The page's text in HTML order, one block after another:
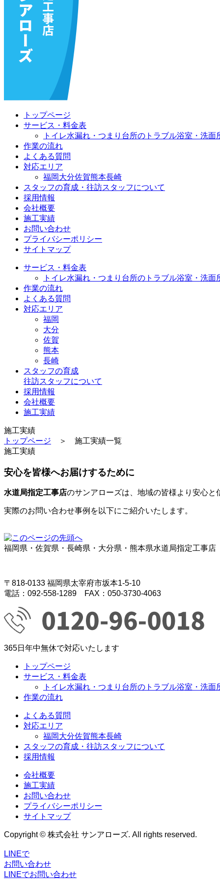
トップページ
サービス・料金表
トイレ水漏れ・つまり 台所のトラブル浴室・洗面
作業の流れ
よくある質問
対応エリア
福岡大分佐賀熊本長崎
スタッフの育成・往訪スタッフについて
採用情報
会社概要
施工実績
お問い合わせ
プライバシーポリシー
サイトマップ
サービス・料金表
トイレ水漏れ・つまり 台所のトラブル浴室・洗面
作業の流れ
よくある質問
対応エリア
福岡
大分
佐賀
熊本
長崎
スタッフの育成
往訪スタッフについて
採用情報
会社概要
施工実績
施工実績
トップページ ＞ 施工実績一覧
施工実績
安心を皆様へお届けするために
水道局指定工事店のサンアローズは、地域の皆様より安心と
実際のお問い合わせ事例を以下にご紹介いたします。
福岡県・佐賀県・長崎県・大分県・熊本県水道局指定工事店
〒818-0133 福岡県太宰府市坂本1-5-10
電話：092-558-1289 FAX：050-3730-4063
365日年中無休で対応いたします
トップページ
サービス・料金表
トイレ水漏れ・つまり 台所のトラブル浴室・洗面
作業の流れ
よくある質問
対応エリア
福岡大分佐賀熊本長崎
スタッフの育成・往訪スタッフについて
採用情報
会社概要
施工実績
お問い合わせ
プライバシーポリシー
サイトマップ
Copyright © 株式会社 サンアローズ. All rights reserved.
LINEで
お問い合わせ
LINEでお問い合わせ